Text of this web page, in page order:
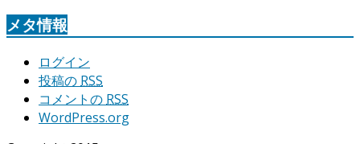
メタ情報
ログイン
投稿の RSS
コメントの RSS
WordPress.org